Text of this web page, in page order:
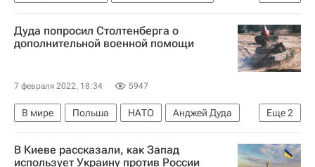
Данил Садреев
Лыжные гонки
Прыжки на лыжах с трамплина
Сборная России по прыжкам на лыжах с трамплина
Дуда попросил Столтенберга о
дополнительной военной помощи
7 февраля 2022, 18:34 5947
Еще2
В мире Польша НАТО
Анджей Дуда
Йенс Столтенберг
Россия
В Киеве рассказали, как Запад
использует Украину против России